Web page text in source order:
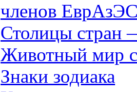
членов
Столицы стран
Животный мир
Знаки зодиака